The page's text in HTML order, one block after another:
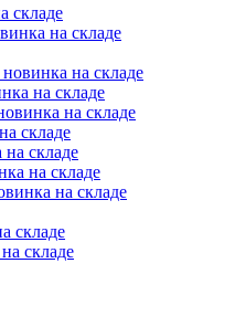
складе
на складе
на складе
на складе
на складе
складе
складе
на складе
на складе
складе
складе